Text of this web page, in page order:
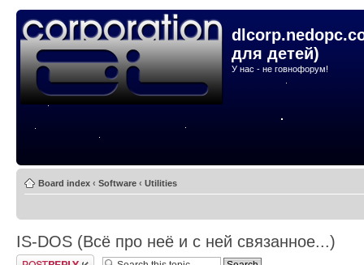
для детей)
У нас - не говнофорум!
Board index ‹ Software ‹ Utilities
IS-DOS (Всё про неё и с ней связанное...)
Post a reply